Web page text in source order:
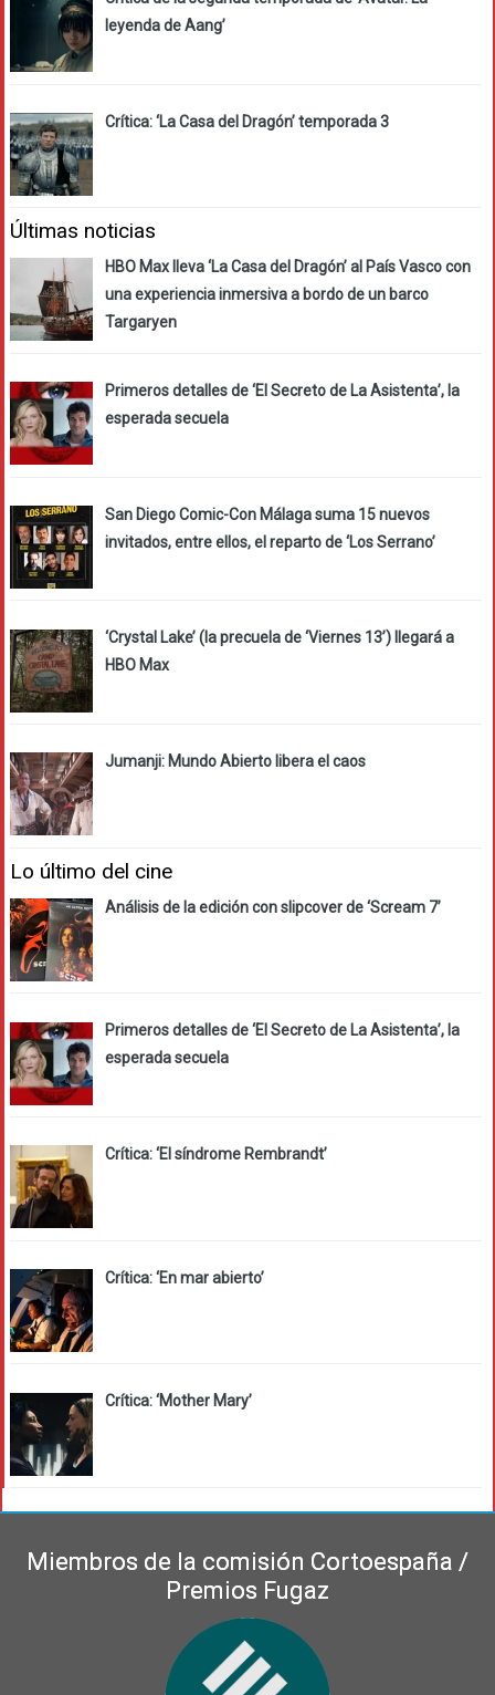
leyenda de Aang’
Crítica: ‘La Casa del Dragón’ temporada 3
Últimas noticias
HBO Max lleva ‘La Casa del Dragón’ al País Vasco con
una experiencia inmersiva a bordo de un barco
Targaryen
Primeros detalles de ‘El Secreto de La Asistenta’, la
esperada secuela
San Diego Comic-Con Málaga suma 15 nuevos
invitados, entre ellos, el reparto de ‘Los Serrano’
‘Crystal Lake’ (la precuela de ‘Viernes 13’) llegará a
HBO Max
Jumanji: Mundo Abierto libera el caos
Lo último del cine
Análisis de la edición con slipcover de ‘Scream 7’
Primeros detalles de ‘El Secreto de La Asistenta’, la
esperada secuela
Crítica: ‘El síndrome Rembrandt’
Crítica: ‘En mar abierto’
Crítica: ‘Mother Mary’
Miembros de la comisión Cortoespaña /
Premios Fugaz